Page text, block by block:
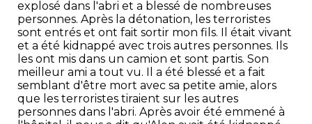
explosé dans l'abri et a blessé de nombreuses
personnes. Après la détonation, les terroristes
sont entrés et ont fait sortir mon fils. Il était vivant
et a été kidnappé avec trois autres personnes. Ils
les ont mis dans un camion et sont partis. Son
meilleur ami a tout vu. Il a été blessé et a fait
semblant d'être mort avec sa petite amie, alors
que les terroristes tiraient sur les autres
personnes dans l'abri. Après avoir été emmené à